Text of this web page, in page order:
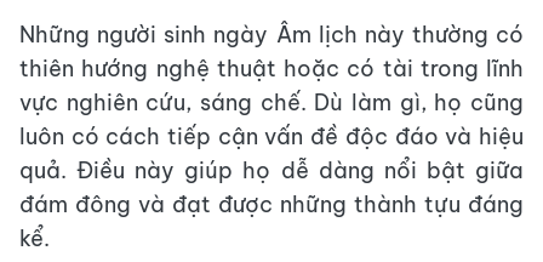
Những người sinh ngày Âm lịch này thường có
thiên hướng nghệ thuật hoặc có tài trong lĩnh
vực nghiên cứu, sáng chế. Dù làm gì, họ cũng
luôn có cách tiếp cận vấn đề độc đáo và hiệu
quả. Điều này giúp họ dễ dàng nổi bật giữa
đám đông và đạt được những thành tựu đáng
kể.